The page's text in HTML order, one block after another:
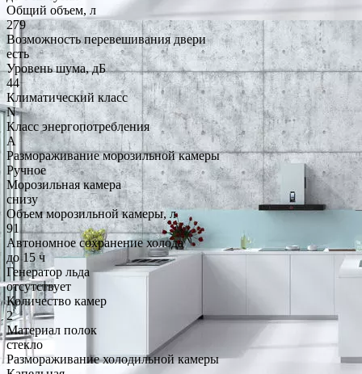
Общий объем, л
279
Возможность перевешивания двери
есть
Уровень шума, дБ
44
Климатический класс
N
Класс энергопотребления
A
Размораживание морозильной камеры
Ручное
Морозильная камера
снизу
Объем морозильной камеры, л
91
Автономное сохранение холода
до 15 ч
Генератор льда
отсутствует
Количество камер
2
Материал полок
стекло
Размораживание холодильной камеры